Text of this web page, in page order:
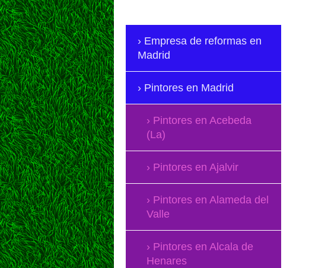
Empresa de reformas en
Madrid
Pintores en Madrid
Pintores en Acebeda
(La)
Pintores en Ajalvir
Pintores en Alameda del
Valle
Pintores en Alcala de
Henares